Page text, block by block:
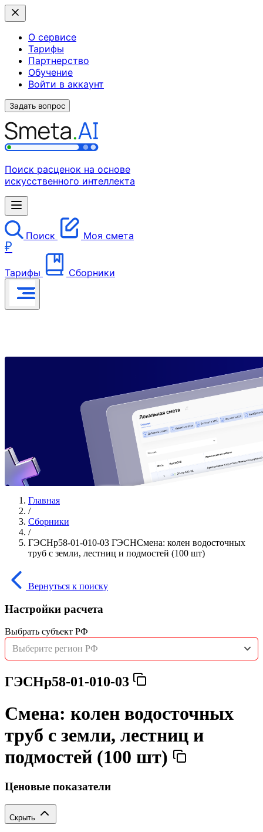
О сервисе
Тарифы
Партнерство
Обучение
Войти в аккаунт
Задать вопрос
Поиск расценок на основе
искусственного интеллекта
Поиск Моя смета
₽
Тарифы Сборники
Главная
/
Сборники
/
ГЭСНр58-01-010-03 ГЭСНСмена: колен водосточных
труб с земли, лестниц и подмостей (100 шт)
Вернуться к поиску
Настройки расчета
Выбрать субъект РФ
Выберите регион РФ
ГЭСНр58-01-010-03
Смена: колен водосточных
труб с земли, лестниц и
подмостей (100 шт)
Ценовые показатели
Скрыть